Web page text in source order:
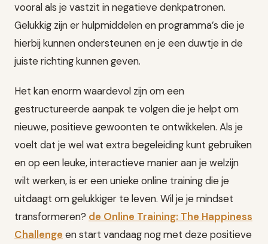
vooral als je vastzit in negatieve denkpatronen.
Gelukkig zijn er hulpmiddelen en programma’s die je
hierbij kunnen ondersteunen en je een duwtje in de
juiste richting kunnen geven.
Het kan enorm waardevol zijn om een
gestructureerde aanpak te volgen die je helpt om
nieuwe, positieve gewoonten te ontwikkelen. Als je
voelt dat je wel wat extra begeleiding kunt gebruiken
en op een leuke, interactieve manier aan je welzijn
wilt werken, is er een unieke online training die je
uitdaagt om gelukkiger te leven. Wil je je mindset
transformeren? de Online Training: The Happiness
Challenge en start vandaag nog met deze positieve